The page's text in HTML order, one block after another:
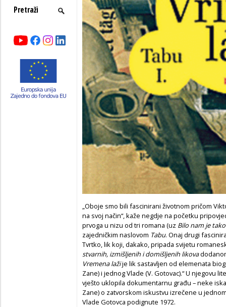
„Oboje smo bili fascinirani životnom pričom
na svoj način“, kaže negdje na početku
prvoga u nizu od tri romana (uz Bilo nam je
zajedničkim naslovom Tabu. Onaj drugi
Tvrtko, lik koji, dakako, pripada svijetu
stvarnih, izmišljenih i domišljenih likova
Vremena lažije lik sastavljen od elemenata
Zane) i jednog Vlade (V. Gotovac).“ U njegovu
vješto uklopila dokumentarnu građu – neke
Zane) o zatvorskom iskustvu izrečene u
Vlade Gotovca podignute 1972.